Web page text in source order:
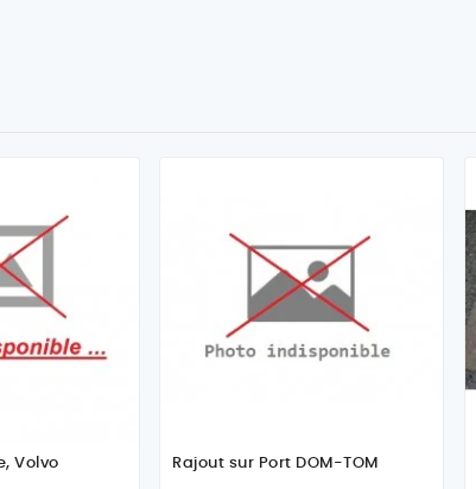
Volvo Rajout sur Port DOM-TOM